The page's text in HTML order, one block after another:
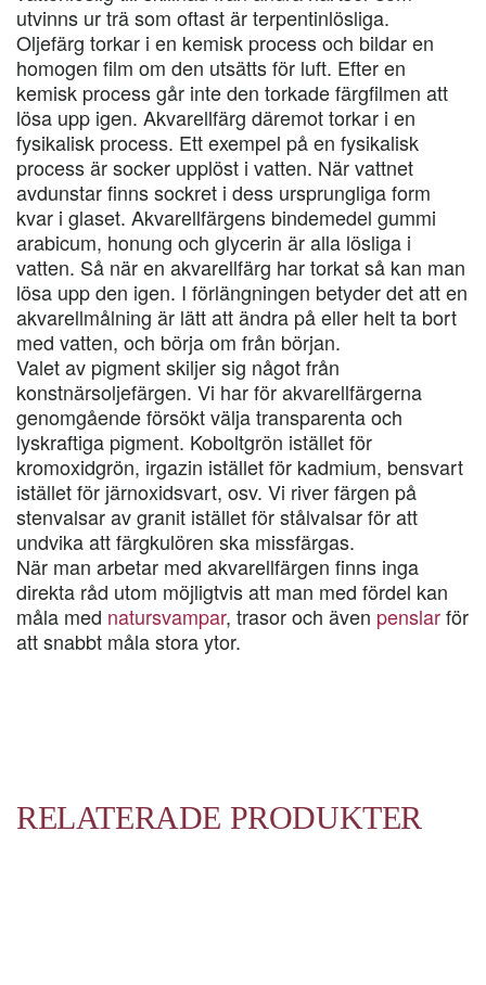
utvinns ur trä som oftast är terpentinlösliga.
Oljefärg torkar i en kemisk process och bildar en
homogen film om den utsätts för luft. Efter en
kemisk process går inte den torkade färgfilmen att
lösa upp igen. Akvarellfärg däremot torkar i en
fysikalisk process. Ett exempel på en fysikalisk
process är socker upplöst i vatten. När vattnet
avdunstar finns sockret i dess ursprungliga form
kvar i glaset. Akvarellfärgens bindemedel gummi
arabicum, honung och glycerin är alla lösliga i
vatten. Så när en akvarellfärg har torkat så kan man
lösa upp den igen. I förlängningen betyder det att en
akvarellmålning är lätt att ändra på eller helt ta bort
med vatten, och börja om från början.
Valet av pigment skiljer sig något från
konstnärsoljefärgen. Vi har för akvarellfärgerna
genomgående försökt välja transparenta och
lyskraftiga pigment. Koboltgrön istället för
kromoxidgrön, irgazin istället för kadmium, bensvart
istället för järnoxidsvart, osv. Vi river färgen på
stenvalsar av granit istället för stålvalsar för att
undvika att färgkulören ska missfärgas.
När man arbetar med akvarellfärgen finns inga
direkta råd utom möjligtvis att man med fördel kan
måla med natursvampar, trasor och även penslarför
att snabbt måla stora ytor.
RELATERADE PRODUKTER